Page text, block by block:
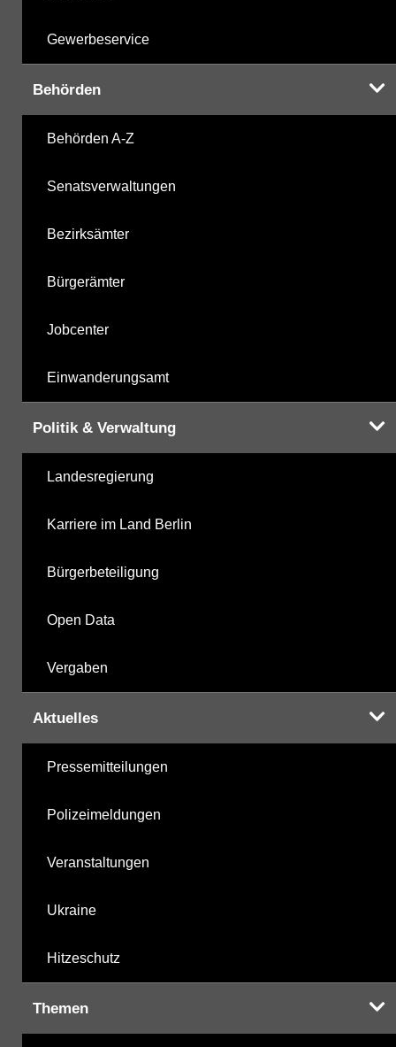
Gewerbeservice
Behörden
Behörden A-Z
Senatsverwaltungen
Bezirksämter
Bürgerämter
Jobcenter
Einwanderungsamt
Politik & Verwaltung
Landesregierung
Karriere im Land Berlin
Bürgerbeteiligung
Open Data
Vergaben
Aktuelles
Pressemitteilungen
Polizeimeldungen
Veranstaltungen
Ukraine
Hitzeschutz
Themen